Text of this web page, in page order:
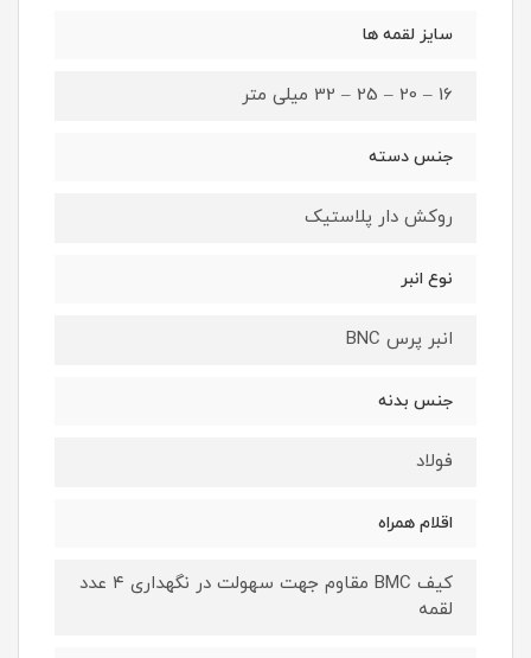
سایز لقمه ها
16 – 20 – 25 – 32 میلی متر
جنس دسته
روکش دار پلاستیک
نوع انبر
انبر پرس BNC
جنس بدنه
فولاد
اقلام همراه
کیف BMC مقاوم جهت سهولت در نگهداری ۴ عدد
لقمه